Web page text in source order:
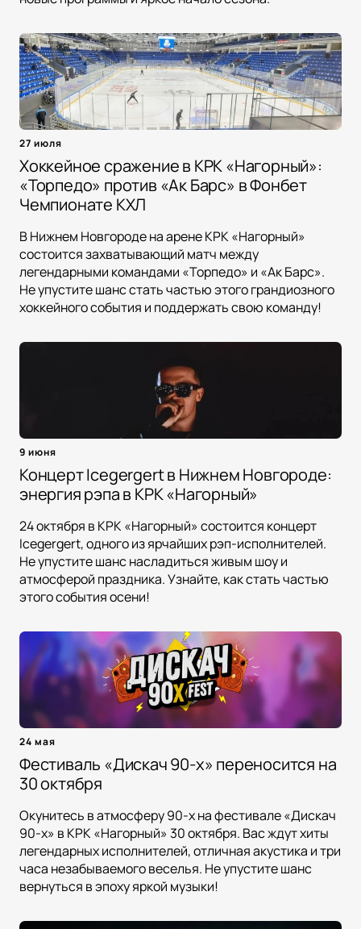
27 июля
Хоккейное сражение в КРК «Нагорный»:
«Торпедо» против «Ак Барс» в Фонбет
Чемпионате КХЛ
В Нижнем Новгороде на арене КРК «Нагорный»
состоится захватывающий матч между
легендарными командами «Торпедо» и «Ак Барс».
Не упустите шанс стать частью этого грандиозного
хоккейного события и поддержать свою команду!
9 июня
Концерт Icegergert в Нижнем Новгороде:
энергия рэпа в КРК «Нагорный»
24 октября в КРК «Нагорный» состоится концерт
Icegergert, одного из ярчайших рэп-исполнителей.
Не упустите шанс насладиться живым шоу и
атмосферой праздника. Узнайте, как стать частью
этого события осени!
24 мая
Фестиваль «Дискач 90-х» переносится на
30 октября
Окунитесь в атмосферу 90-х на фестивале «Дискач
90-х» в КРК «Нагорный» 30 октября. Вас ждут хиты
легендарных исполнителей, отличная акустика и три
часа незабываемого веселья. Не упустите шанс
вернуться в эпоху яркой музыки!